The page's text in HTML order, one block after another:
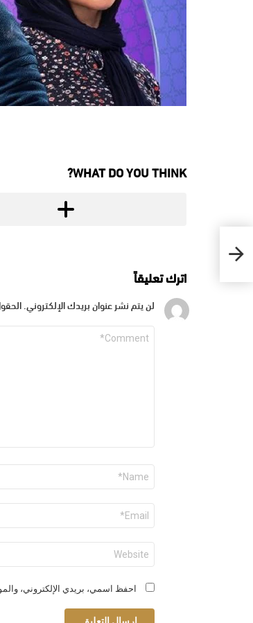
WHAT DO YOU THINK?
اترك تعليقاً
لن يتم نشر عنوان بريدك الإلكتروني.
التعليق
الاسم
البريد
الإلكتروني
*
الموقع
الإلكتروني
احفظ اسمي، بريدي الإلكتروني،